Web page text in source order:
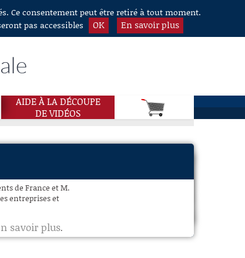
Ce consentement peut être retiré à tout moment.
pas accessibles
OK En savoir plus
AIDE À LA DÉCOUPE
DE VIDÉOS
de France et M.
entreprises et
savoir plus.